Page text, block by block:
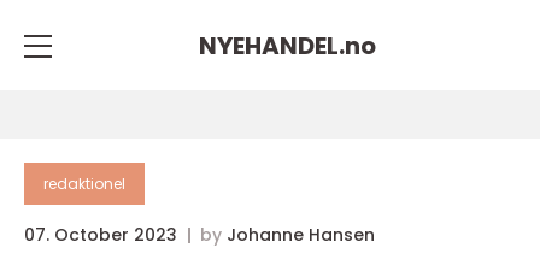
NYEHANDEL.no
redaktionel
07. October 2023 by Johanne Hansen